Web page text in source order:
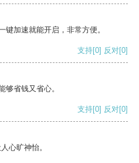
键加速就能开启，非常方便。
支持[0] 反对[0]
够省钱又省心。
支持[0] 反对[0]
心旷神怡。